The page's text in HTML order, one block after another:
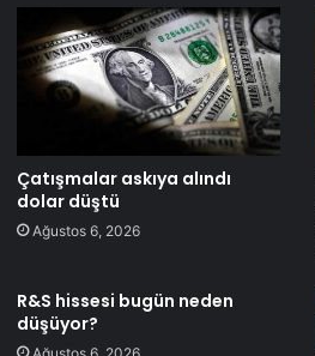
Çatışmalar askıya alındı
dolar düştü
Ağustos 6, 2026
R&S hissesi bugün neden
düşüyor?